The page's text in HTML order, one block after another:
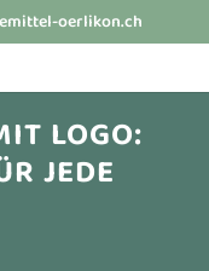
oerlikon.ch
LOGO:
JEDE